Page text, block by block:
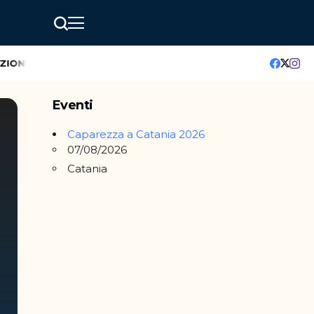
GreenMindAI Catania: l’hackathon che accende il futuro
Eventi
Caparezza a Catania 2026
07/08/2026
Catania